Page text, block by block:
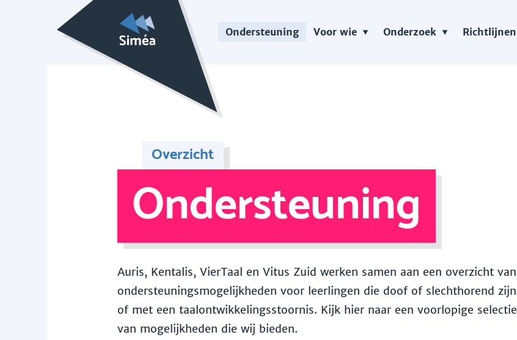
Ondersteuning Voor wie Onderzoek Richtlijnen
Overzicht
Ondersteuning
Auris, Kentalis, VierTaal en Vitus Zuid werken samen aan een overzicht van
ondersteuningsmogelijkheden voor leerlingen die doof of slechthorend zijn
of met een taalontwikkelingsstoornis. Kijk hier naar een voorlopige selectie
van mogelijkheden die wij bieden.